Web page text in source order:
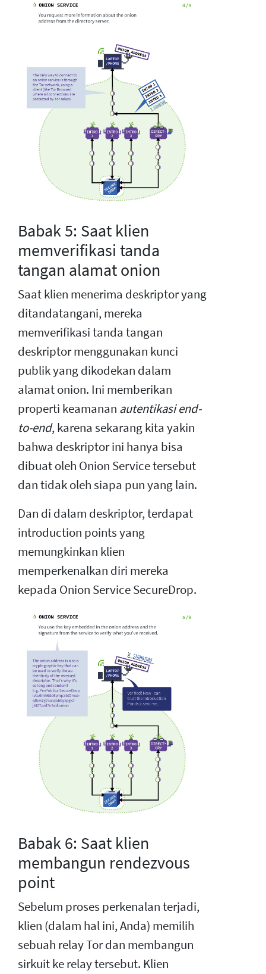
Babak 5: Saat klien
memverifikasi tanda
tangan alamat onion
Saat klien menerima deskriptor yang
ditandatangani, mereka
memverifikasi tanda tangan
deskriptor menggunakan kunci
publik yang dikodekan dalam
alamat onion. Ini memberikan
properti keamanan autentikasi end-
to-end, karena sekarang kita yakin
bahwa deskriptor ini hanya bisa
dibuat oleh Onion Service tersebut
dan tidak oleh siapa pun yang lain.
Dan di dalam deskriptor, terdapat
introduction points yang
memungkinkan klien
memperkenalkan diri mereka
kepada Onion Service SecureDrop.
Babak 6: Saat klien
membangun rendezvous
point
Sebelum proses perkenalan terjadi,
klien (dalam hal ini, Anda) memilih
sebuah relay Tor dan membangun
sirkuit ke relay tersebut. Klien